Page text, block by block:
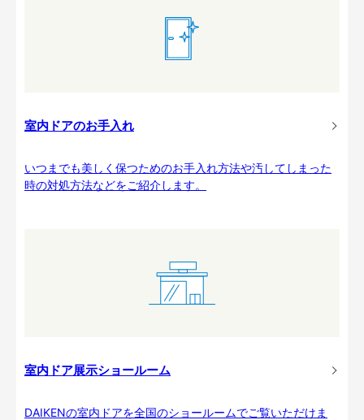
室内ドアのお手入れ
いつまでも美しく保つためのお手入れ方法や汚してしまった
時の対処方法などをご紹介します。
室内ドア展示ショールーム
DAIKENの室内ドアを全国のショールームでご覧いただけま